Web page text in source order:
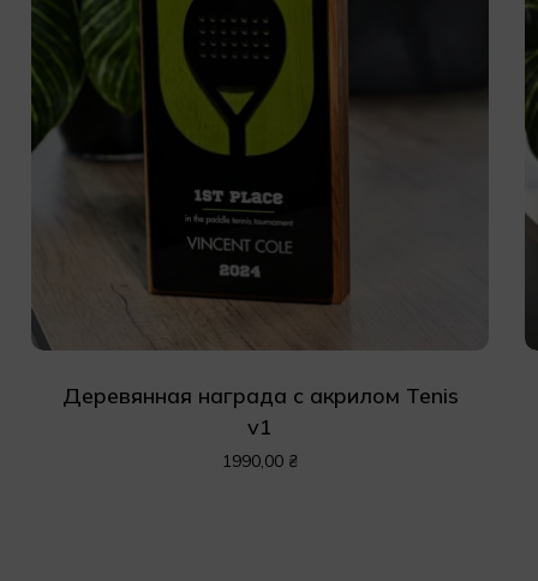
Деревянная награда с акрилом Tenis
v1
1990,00 ₴